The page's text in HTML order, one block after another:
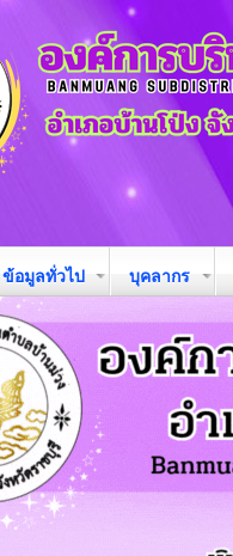
ข้อมูลทั่วไป บุคลากร